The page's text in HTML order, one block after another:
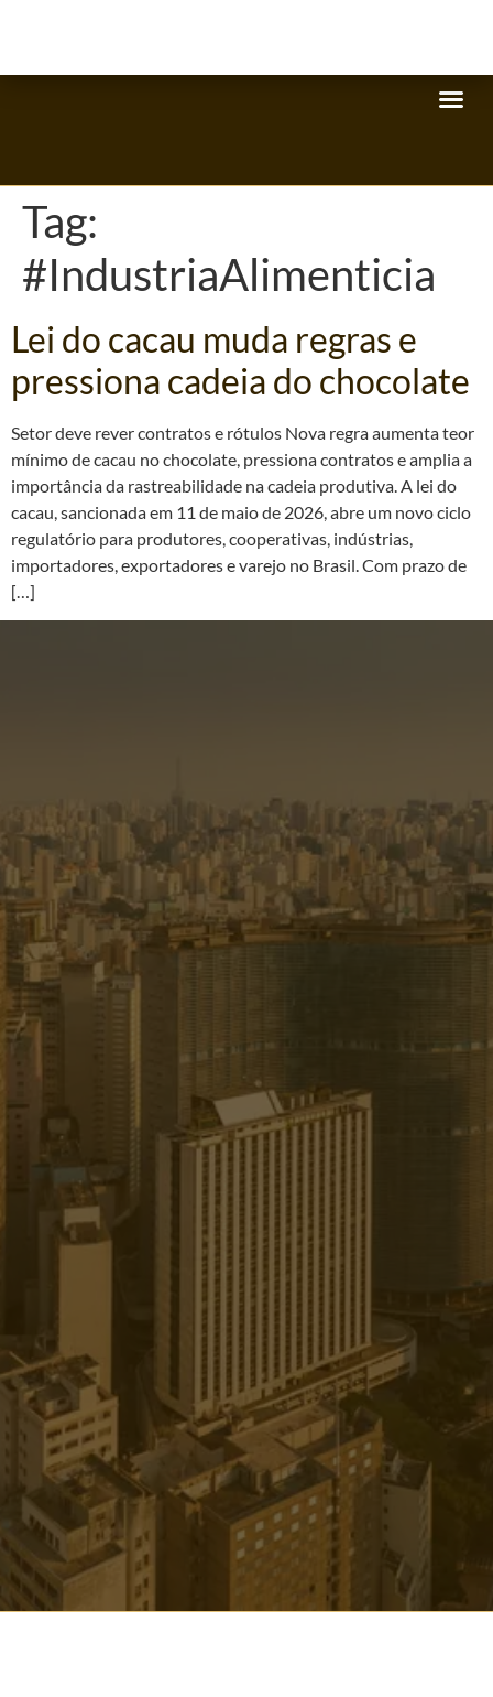
Tag:
#IndustriaAlimenticia
Lei do cacau muda regras e
pressiona cadeia do chocolate
Setor deve rever contratos e rótulos Nova regra aumenta teor
mínimo de cacau no chocolate, pressiona contratos e amplia a
importância da rastreabilidade na cadeia produtiva. A lei do
cacau, sancionada em 11 de maio de 2026, abre um novo ciclo
regulatório para produtores, cooperativas, indústrias,
importadores, exportadores e varejo no Brasil. Com prazo de
[…]